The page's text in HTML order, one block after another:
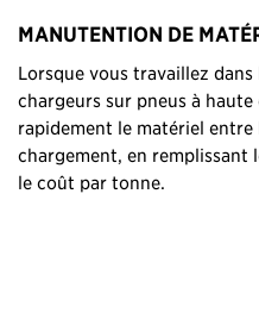
MANUTENTION DE
Lorsque vous travaillez
chargeurs sur pneus à
rapidement le matériel
chargement, en remplissant
le coût par tonne.